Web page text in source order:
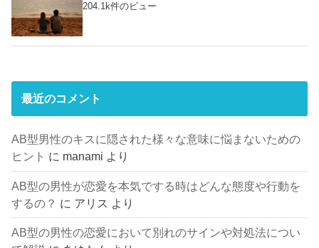
204.1k件のビュー
最近のコメント
AB型男性のキスに隠された様々な意味に悩まないための
ヒント に manami より
AB型の男性が恋愛を本気でする時はどんな態度や行動を
するの？ に アリス より
AB型の男性の恋愛において別れのサインや対処法につい